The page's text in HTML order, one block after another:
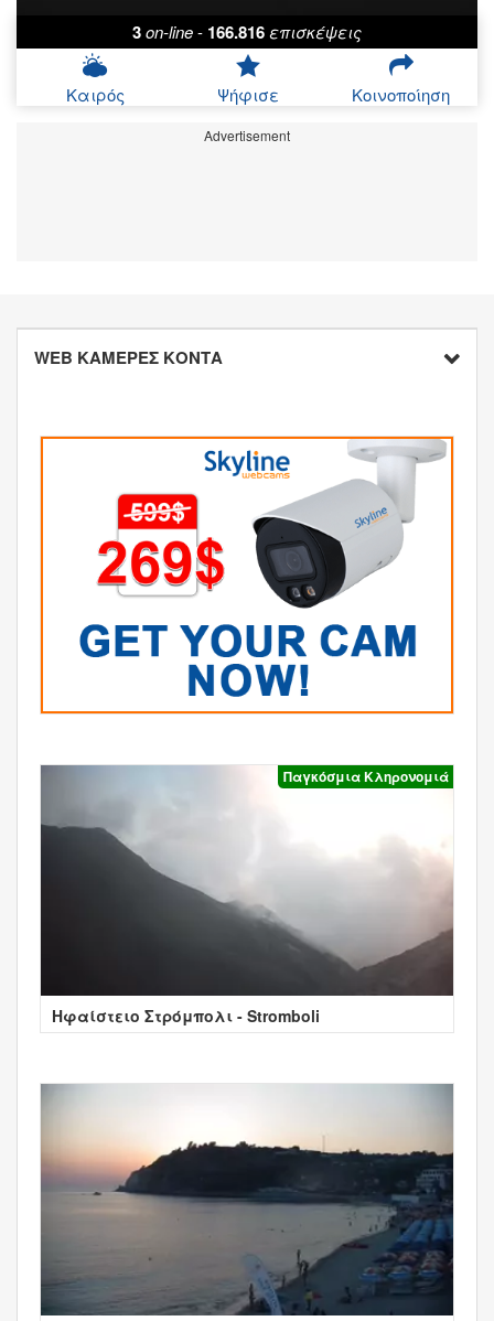
3on-line- 166.816επισκέψεις
Καιρός Ψήφισε Κοινοποίηση
Advertisement
WEB ΚΑΜΕΡΕΣ ΚΟΝΤΑ
Παγκόσμια Κληρονομιά
Ηφαίστειο Στρόμπολι - Stromboli